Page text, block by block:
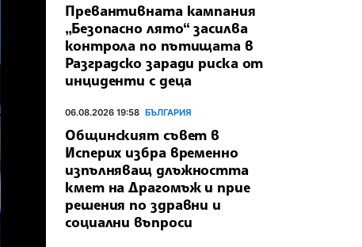
Превантивната кампания
„Безопасно лято“ засилва
контрола по пътищата в
Разградско заради риска от
инциденти с деца
06.08.2026 19:58 БЪЛГАРИЯ
Общинският съвет в
Исперих избра временно
изпълняващ длъжността
кмет на Драгомъж и прие
решения по здравни и
социални въпроси